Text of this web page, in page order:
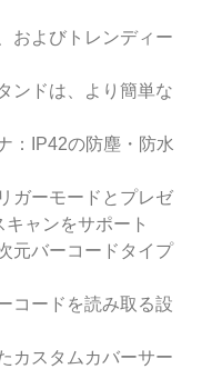
およびトレンディー
ンドは、より簡単な
：IP42の防塵・防水
ガーモードとプレゼ
ャンをサポート
元バーコードタイプ
コードを読み取る設
カスタムカバーサー